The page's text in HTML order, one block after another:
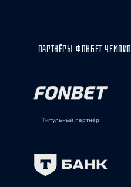
ПАРТНЁРЫ ФОНБЕТ
Титульный партнёр